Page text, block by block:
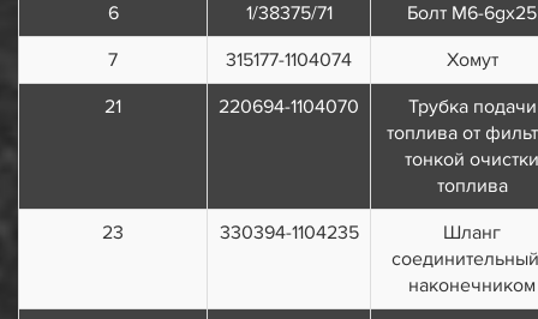
6
1/38375/71
Болт M6-6gх25
7
315177-1104074
Хомут
21
220694-1104070
Трубка подачи
топлива от
тонкой очистки
топлива
23
330394-1104235
Шланг
наконечником